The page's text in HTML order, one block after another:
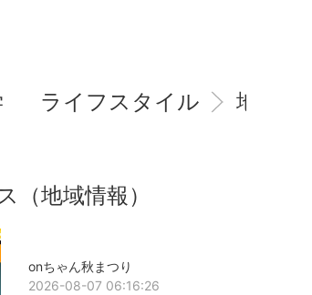
ライフスタイル 地域情
（地域情報）
onちゃん秋まつり
2026-08-07 06:16:26